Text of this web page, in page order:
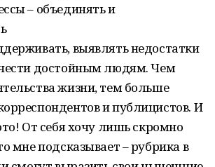
– объединять и
выявлять недостатки
достойным людям. Чем
жизни, тем больше
и публицистов. И
От себя хочу лишь скромно
мне подсказывает – рубрика в